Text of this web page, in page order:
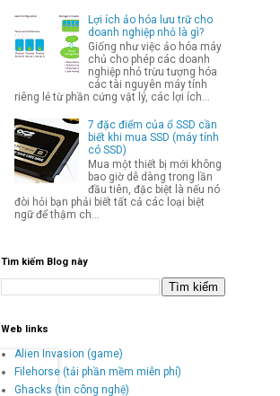
Lợi ích ảo hóa lưu trữ cho
doanh nghiệp nhỏ là gì?
Giống như việc ảo hóa máy
chủ cho phép các doanh
nghiệp nhỏ trừu tượng hóa
các tài nguyên máy tính
riêng lẻ từ phần cứng vật lý, các lợi ích...
7 đặc điểm của ổ SSD cần
biết khi mua SSD (máy tính
có SSD)
Mua một thiết bị mới không
bao giờ dễ dàng trong lần
đầu tiên, đặc biệt là nếu nó
đòi hỏi bạn phải biết tất cả các loại biệt
ngữ để thậm ch...
Tìm kiếm Blog này
Web links
Alien Invasion (game)
Filehorse (tải phần mềm miễn phí)
Ghacks (tin công nghệ)